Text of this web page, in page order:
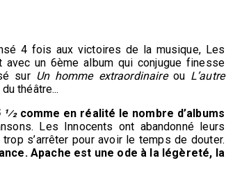
4 fois aux victoires de la musique, Les
avec un 6ème album qui conjugue finesse
sur Un homme extraordinaireou L’autre
théâtre...
comme en réalité le nombre d’albums
Les Innocents ont abandonné leurs
s’arrêter pour avoir le temps de douter.
Apache est une ode à la légèreté, la